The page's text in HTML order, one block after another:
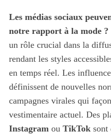
Les médias sociaux
notre rapport à la mode ?
un rôle crucial dans la
rendant les styles
en temps réel. Les
définissent de nouvelles
campagnes virales qui
vestimentaire actuel. Des
Instagram ou TikToksont